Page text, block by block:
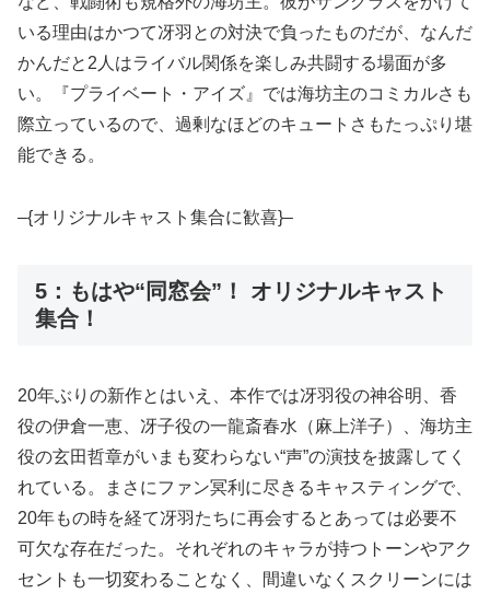
いる理由はかつて冴羽との対決で負ったものだが、なんだ
かんだと2人はライバル関係を楽しみ共闘する場面が多
い。『プライベート・アイズ』では海坊主のコミカルさも
際立っているので、過剰なほどのキュートさもたっぷり堪
能できる。
–{オリジナルキャスト集合に歓喜}–
5：もはや“同窓会”！ オリジナルキャスト
集合！
20年ぶりの新作とはいえ、本作では冴羽役の神谷明、香
役の伊倉一恵、冴子役の一龍斎春水（麻上洋子）、海坊主
役の玄田哲章がいまも変わらない“声”の演技を披露してく
れている。まさにファン冥利に尽きるキャスティングで、
20年もの時を経て冴羽たちに再会するとあっては必要不
可欠な存在だった。それぞれのキャラが持つトーンやアク
セントも一切変わることなく、間違いなくスクリーンには